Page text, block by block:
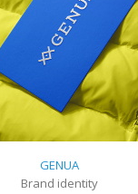
GENUA
Brand identity